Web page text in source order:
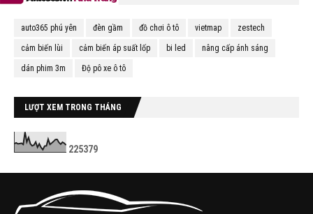
auto365 phú yên đèn gầm đồ chơi ô tô vietmap zestech
cảm biến lùi cảm biến áp suất lốp bi led nâng cấp ánh sáng
dán phim 3m Độ pô xe ô tô
LƯỢT XEM TRONG THÁNG
225379